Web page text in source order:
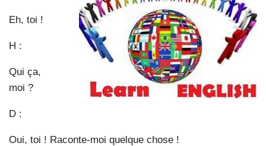
Eh, toi !
H :
Qui ça,
moi ?
D :
Oui, toi ! Raconte-moi quelque chose !